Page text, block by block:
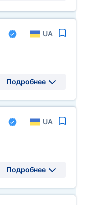
UA
Подробнее
UA
Подробнее